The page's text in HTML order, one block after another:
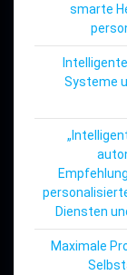
smarte
Systeme
Diensten
Maximale